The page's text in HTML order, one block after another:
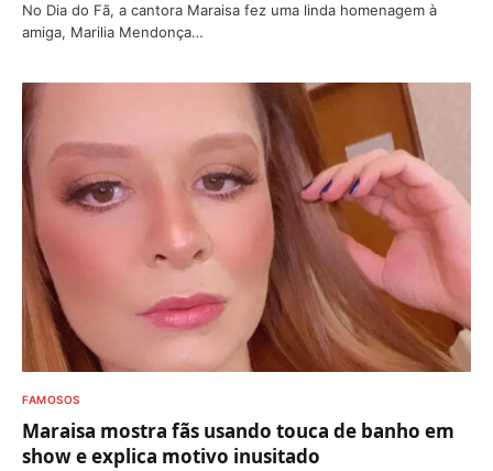
No Dia do Fã, a cantora Maraisa fez uma linda homenagem à
amiga, Marilia Mendonça…
FAMOSOS
Maraisa mostra fãs usando touca de banho em
show e explica motivo inusitado